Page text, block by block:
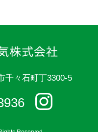
々石町丁3300-5